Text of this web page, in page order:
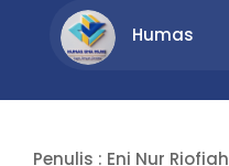
Humas
Penulis : Eni Nur Riofiah